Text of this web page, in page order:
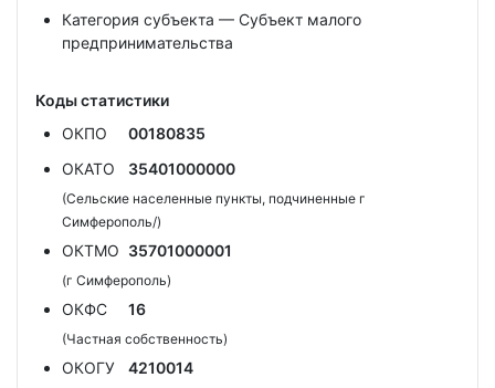
Категория субъекта — Субъект малого
предпринимательства
Коды статистики
ОКПО
00180835
ОКАТО
35401000000
(Сельские населенные пункты, подчиненные г
Симферополь/)
ОКТМО 35701000001
(г Симферополь)
ОКФС 16
(Частная собственность)
ОКОГУ 4210014